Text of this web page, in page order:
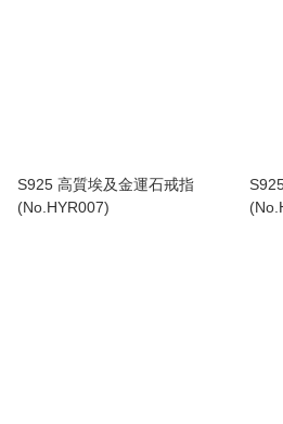
S925 高質埃及金運石戒指
(No.HYR007)